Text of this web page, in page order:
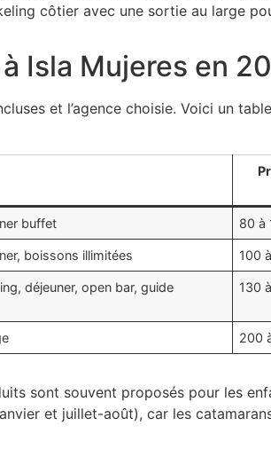
côtier avec une sortie au large
Isla Mujeres en
et l’agence choisie. Voici un
buffet 80 à
boissons illimitées 100
déjeuner, open bar, guide
130
200
sont souvent proposés pour les
et juillet-août), car les